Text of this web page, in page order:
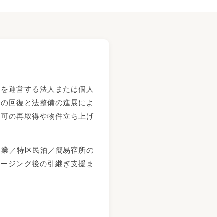
運営する法人または個人
回復と法整備の進展によ
の再取得や物件立ち上げ
／特区民泊／簡易宿所の
ジング後の引継ぎ支援ま